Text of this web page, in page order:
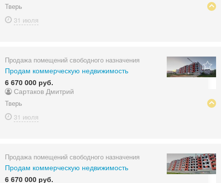
Тверь
31 июля
Продажа помещений свободного назначения
Продам коммерческую недвижимость
6 670 000 руб.
Сартаков Дмитрий
Тверь
31 июля
Продажа помещений свободного назначения
Продам коммерческую недвижимость
6 670 000 руб.